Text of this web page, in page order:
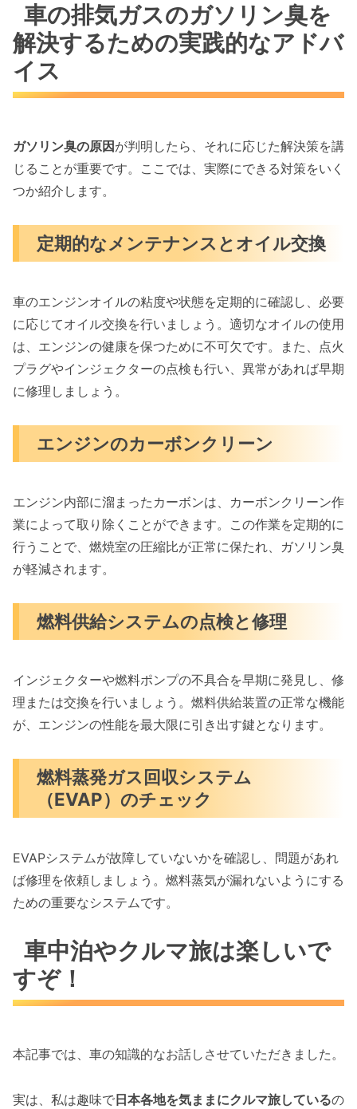
車の排気ガスのガソリン臭を
解決するための実践的なアドバ
イス
ガソリン臭の原因 が判明したら、それに応じた解決策を講
じることが重要です。ここでは、実際にできる対策をいく
つか紹介します。
定期的なメンテナンスとオイル交換
車のエンジンオイルの粘度や状態を定期的に確認し、必要
に応じてオイル交換を行いましょう。適切なオイルの使用
は、エンジンの健康を保つために不可欠です。また、点火
プラグやインジェクターの点検も行い、異常があれば早期
に修理しましょう。
エンジンのカーボンクリーン
エンジン内部に溜まったカーボンは、カーボンクリーン作
業によって取り除くことができます。この作業を定期的に
行うことで、燃焼室の圧縮比が正常に保たれ、ガソリン臭
が軽減されます。
燃料供給システムの点検と修理
インジェクターや燃料ポンプの不具合を早期に発見し、修
理または交換を行いましょう。燃料供給装置の正常な機能
が、エンジンの性能を最大限に引き出す鍵となります。
燃料蒸発ガス回収システム
（EVAP）のチェック
EVAPシステムが故障していないかを確認し、問題があれ
ば修理を依頼しましょう。燃料蒸気が漏れないようにする
ための重要なシステムです。
車中泊やクルマ旅は楽しいで
すぞ！
本記事では、車の知識的なお話しさせていただきました。
実は、私は趣味で日本各地を気ままにクルマ旅しているの